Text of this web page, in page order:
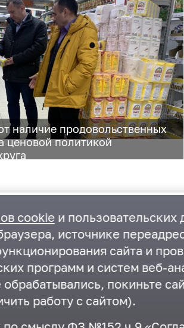
наличие продовольственных
ценовой политикой
Дума
областная Дума
cookieи пользовательских
источнике
сайта и
программ и систем веб-
покиньте
работу с сайтом).